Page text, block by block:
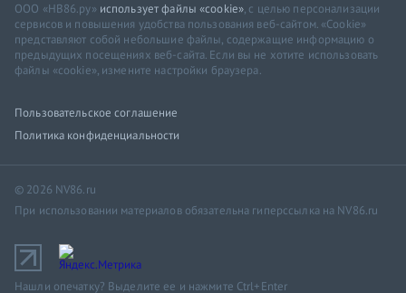
ООО «НВ86.ру» использует файлы «cookie», с целью персонализации
сервисов и повышения удобства пользования веб-сайтом. «Cookie»
представляют собой небольшие файлы, содержащие информацию о
предыдущих посещениях веб-сайта. Если вы не хотите использовать
файлы «cookie», измените настройки браузера.
Пользовательское соглашение
Политика конфиденциальности
© 2026 NV86.ru
При использовании материалов обязательна гиперссылка на NV86.ru
Нашли опечатку? Выделите ее и нажмите Ctrl+Enter